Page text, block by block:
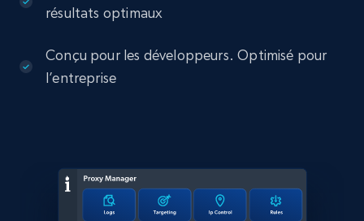
résultats optimaux
Conçu pour les développeurs. Optimisé pour
l’entreprise